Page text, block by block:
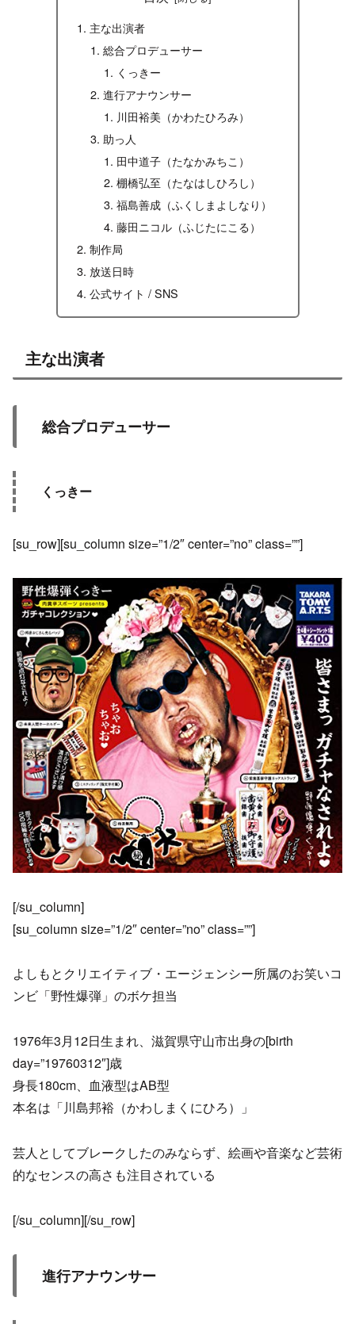
主な出演者
総合プロデューサー
くっきー
進行アナウンサー
川田裕美（かわたひろみ）
助っ人
田中道子（たなかみちこ）
棚橋弘至（たなはしひろし）
福島善成（ふくしまよしなり）
藤田ニコル（ふじたにこる）
制作局
放送日時
公式サイト / SNS
主な出演者
総合プロデューサー
くっきー
[su_row][su_column size=”1/2″ center=”no” class=””]
[/su_column]
[su_column size=”1/2″ center=”no” class=””]
よしもとクリエイティブ・エージェンシー所属のお笑いコ
ンビ「野性爆弾」のボケ担当
1976年3月12日生まれ、滋賀県守山市出身の[birth
day=”19760312″]歳
身長180cm、血液型はAB型
本名は「川島邦裕（かわしまくにひろ）」
芸人としてブレークしたのみならず、絵画や音楽など芸術
的なセンスの高さも注目されている
[/su_column][/su_row]
進行アナウンサー